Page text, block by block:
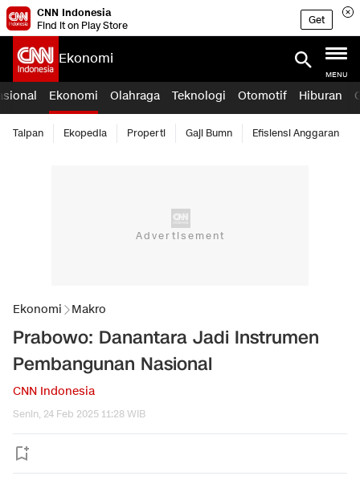
CNN Indonesia
Find it on Play Store
Get
Ekonomi
MENU
Ekonomi Olahraga Teknologi Otomotif Hiburan
Taipan Ekopedia Properti Gaji Bumn Efisiensi Anggaran
Ekonomi Makro
Prabowo: Danantara Jadi Instrumen
Pembangunan Nasional
CNN Indonesia
Senin, 24 Feb 2025 11:28 WIB